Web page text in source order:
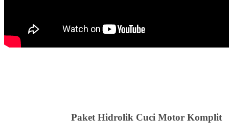
Paket Hidrolik Cuci Motor Komplit